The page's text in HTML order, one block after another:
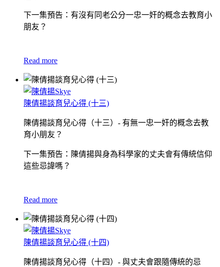
下一集預告：有沒有同老公分一忠一奸的概念去教育小
朋友？
Read more
陳倩揚談育兒心得 (十三)
陳倩揚談育兒心得（十三）- 有無一忠一奸的概念去教
育小朋友？
下一集預告：陳倩揚與身為科學家的丈夫會有傳統信仰
這些忌諱嗎？
Read more
陳倩揚談育兒心得 (十四)
陳倩揚談育兒心得（十四）- 與丈夫會跟隨傳統的忌